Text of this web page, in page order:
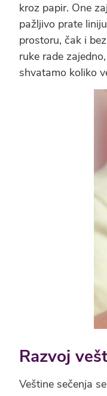
kroz papir. One
pažljivo prate
prostoru, čak i
ruke rade
shvatamo koliko
Razvoj
Veštine sečenja